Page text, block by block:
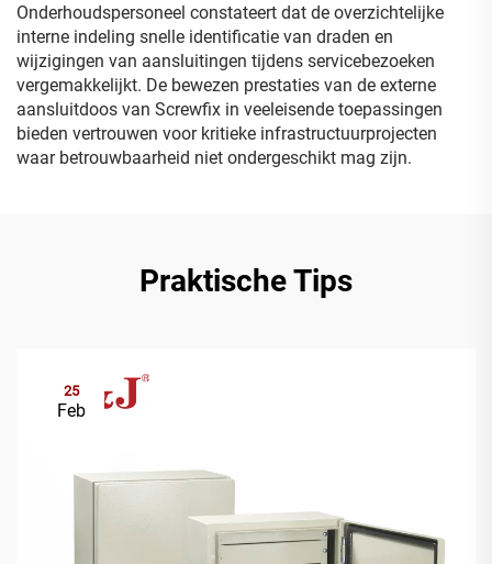
Onderhoudspersoneel constateert dat de overzichtelijke
interne indeling snelle identificatie van draden en
wijzigingen van aansluitingen tijdens servicebezoeken
vergemakkelijkt. De bewezen prestaties van de externe
aansluitdoos van Screwfix in veeleisende toepassingen
bieden vertrouwen voor kritieke infrastructuurprojecten
waar betrouwbaarheid niet ondergeschikt mag zijn.
Praktische Tips
25
Feb